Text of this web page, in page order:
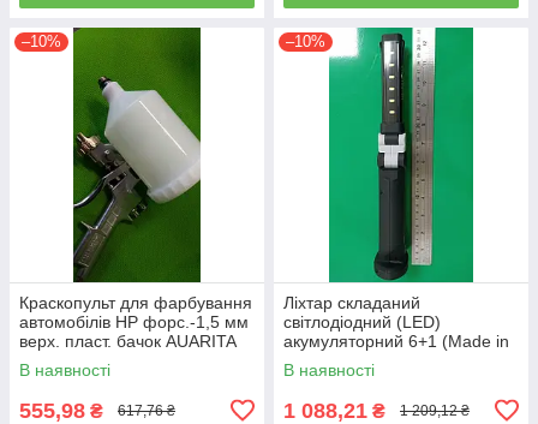
–10%
Краскопульт для фарбування
автомобілів HP форс.-1,5 мм
верх. пласт. бачок AUARITA
S-990P-1.8
В наявності
555,98 ₴ 617,76 ₴
–10%
Ліхтар складаний
світлодіодний (LED)
акумуляторний 6+1 (Made in
GERMANY) WL-0601
(ліхтарик, ручний)
В наявності
1 088,21 ₴ 1 209,12 ₴